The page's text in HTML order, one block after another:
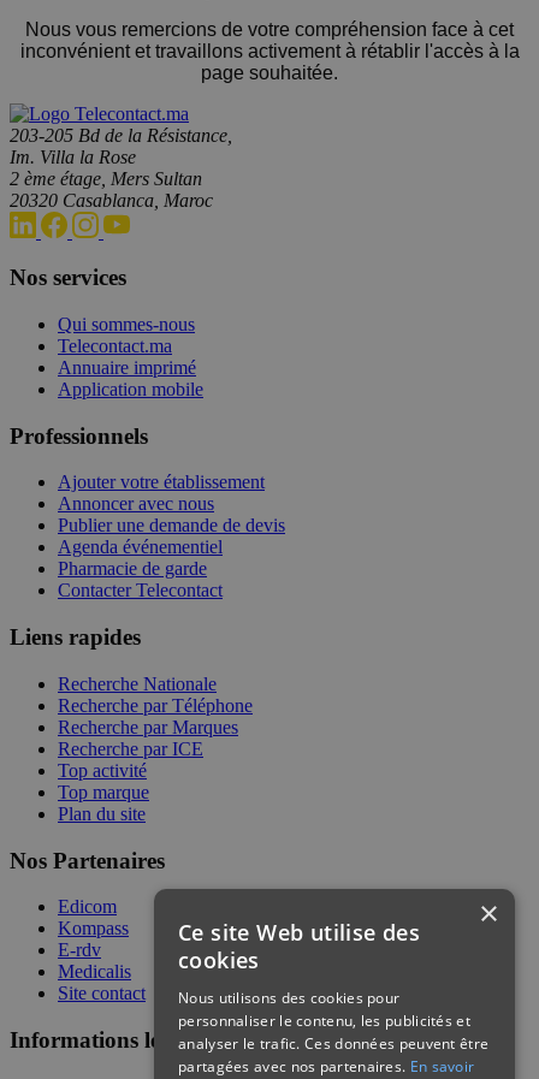
Nous vous remercions de votre compréhension face à cet
inconvénient et travaillons activement à rétablir l'accès à la
page souhaitée.
203-205 Bd de la Résistance,
Im. Villa la Rose
2 ème étage, Mers Sultan
20320 Casablanca, Maroc
Nos services
Qui sommes-nous
Telecontact.ma
Annuaire imprimé
Application mobile
Professionnels
Ajouter votre établissement
Annoncer avec nous
Publier une demande de devis
Agenda événementiel
Pharmacie de garde
Contacter Telecontact
Liens rapides
Recherche Nationale
Recherche par Téléphone
Recherche par Marques
Recherche par ICE
Top activité
Top marque
Plan du site
Nos Partenaires
Edicom
Kompass
E-rdv
Medicalis
Site contact
Informations légales
×
Ce site Web utilise des
cookies
Nous utilisons des cookies pour
personnaliser le contenu, les publicités et
analyser le trafic. Ces données peuvent être
partagées avec nos partenaires. En savoir